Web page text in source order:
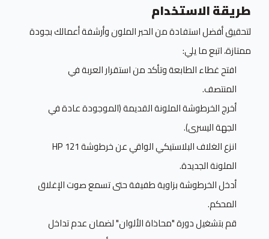
طريقة الاستخدام
لتحقيق أفضل استفادة من الحبر الملون وأرشفة أعمالك بجودة
ممتازة، اتبع ما يلي:
افتح غطاء الطابعة وتأكد من استقرار العربة في
المنتصف.
أخرج الخرطوشة الملونة القديمة (الموجودة عادة في
الجهة اليسرى).
انزع الغلاف البلاستيكي الواقي عن خرطوشة HP 121
الملونة الجديدة.
أدخل الخرطوشة بزاوية طفيفة حتى تسمع صوت الإغلاق
المحكم.
قم بتشغيل دورة "محاذاة الألوان" لضمان عدم تداخل